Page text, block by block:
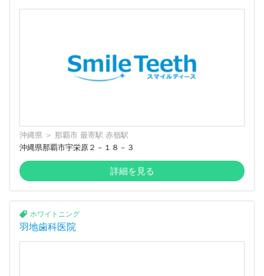
沖縄県 ＞ 那覇市 最寄駅 赤嶺駅
沖縄県那覇市宇栄原２－１８－３
詳細を見る
ホワイトニング
羽地歯科医院